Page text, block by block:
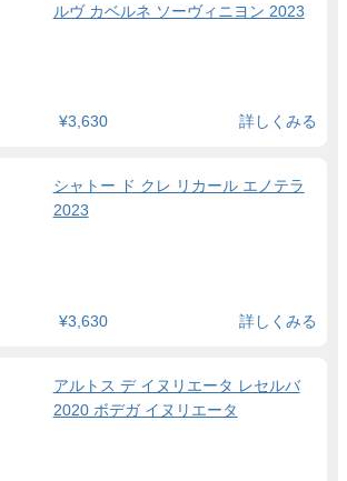
ルヴ カベルネ ソーヴィニヨン 2023
¥3,630 詳しくみる
シャトー ド クレ リカール エノテラ
2023
¥3,630 詳しくみる
アルトス デ イヌリエータ レセルバ
2020 ボデガ イヌリエータ